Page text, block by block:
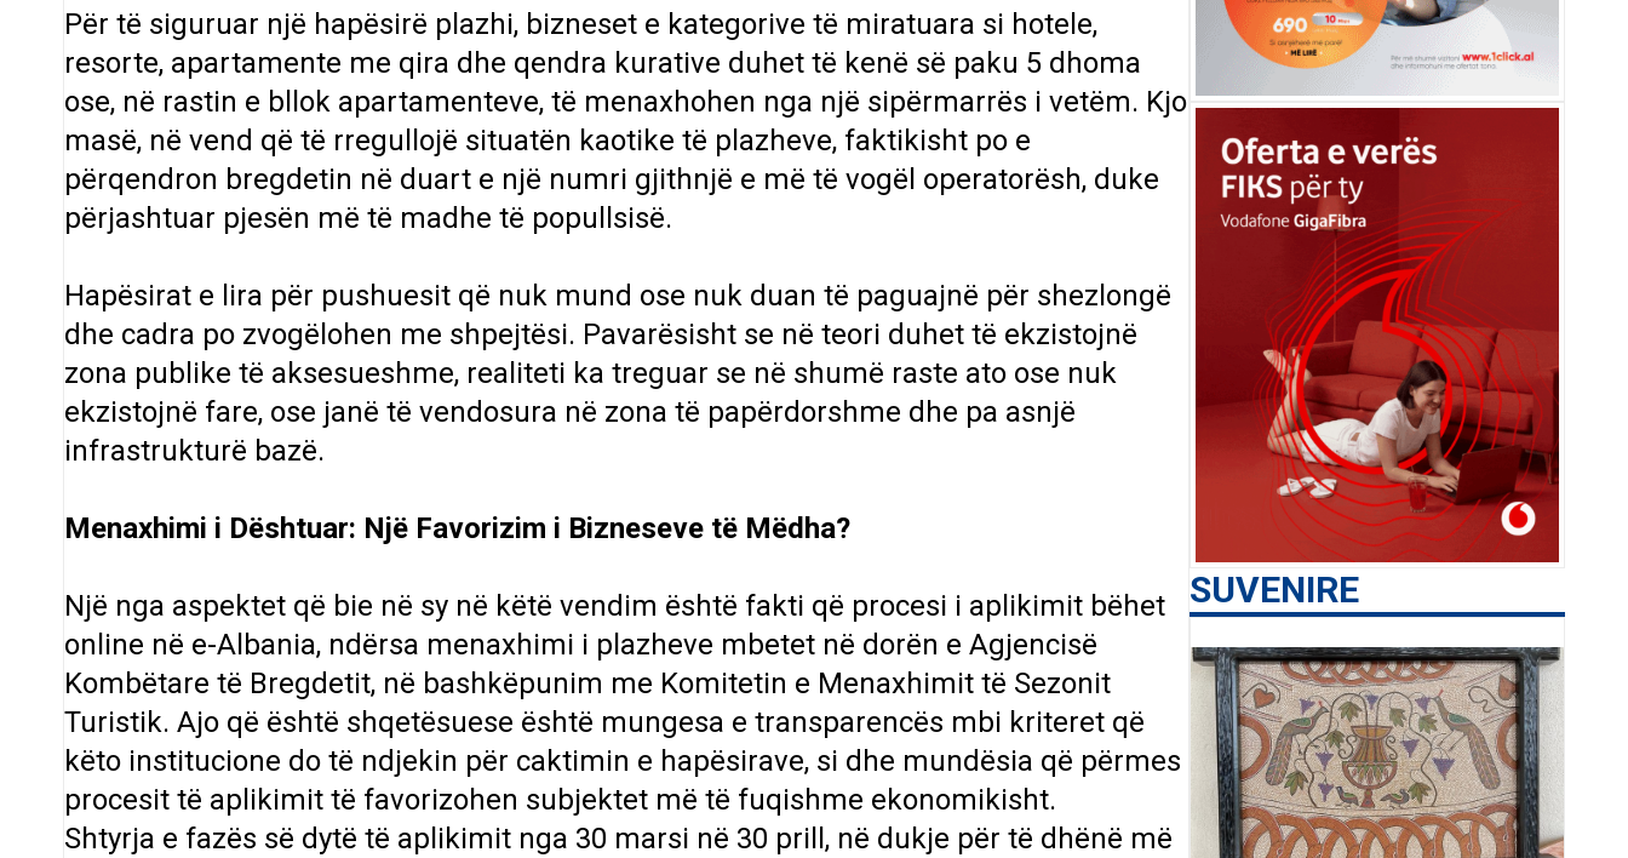
Për të siguruar një hapësirë plazhi, bizneset e kategorive të miratuara si hotele,
resorte, apartamente me qira dhe qendra kurative duhet të kenë së paku 5 dhoma
ose, në rastin e bllok apartamenteve, të menaxhohen nga një sipërmarrës i vetëm. Kjo
masë, në vend që të rregullojë situatën kaotike të plazheve, faktikisht po e
përqendron bregdetin në duart e një numri gjithnjë e më të vogël operatorësh, duke
përjashtuar pjesën më të madhe të popullsisë.
Hapësirat e lira për pushuesit që nuk mund ose nuk duan të paguajnë për shezlongë
dhe cadra po zvogëlohen me shpejtësi. Pavarësisht se në teori duhet të ekzistojnë
zona publike të aksesueshme, realiteti ka treguar se në shumë raste ato ose nuk
ekzistojnë fare, ose janë të vendosura në zona të papërdorshme dhe pa asnjë
infrastrukturë bazë.
Menaxhimi i Dështuar: Një Favorizim i Bizneseve të Mëdha?
Një nga aspektet që bie në sy në këtë vendim është fakti që procesi i aplikimit bëhet
online në e-Albania, ndërsa menaxhimi i plazheve mbetet në dorën e Agjencisë
Kombëtare të Bregdetit, në bashkëpunim me Komitetin e Menaxhimit të Sezonit
Turistik. Ajo që është shqetësuese është mungesa e transparencës mbi kriteret që
këto institucione do të ndjekin për caktimin e hapësirave, si dhe mundësia që përmes
procesit të aplikimit të favorizohen subjektet më të fuqishme ekonomikisht.
Shtyrja e fazës së dytë të aplikimit nga 30 marsi në 30 prill, në dukje për të dhënë më
SUVENIRE